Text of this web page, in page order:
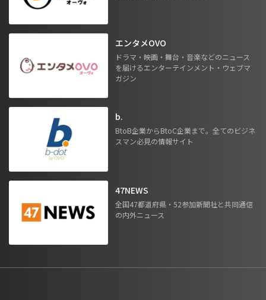
エンタメOVO
ドラマ・映画・舞台・音楽などのニュース
を届けるエンターテインメント・ウェブマ
ガジン
b.
BtoB企業からBtoC企業まで。全てのビジネ
スマン必見の情報サイト
47NEWS
全国47都道府県・52参加新聞社と共同通信
の内外ニュース